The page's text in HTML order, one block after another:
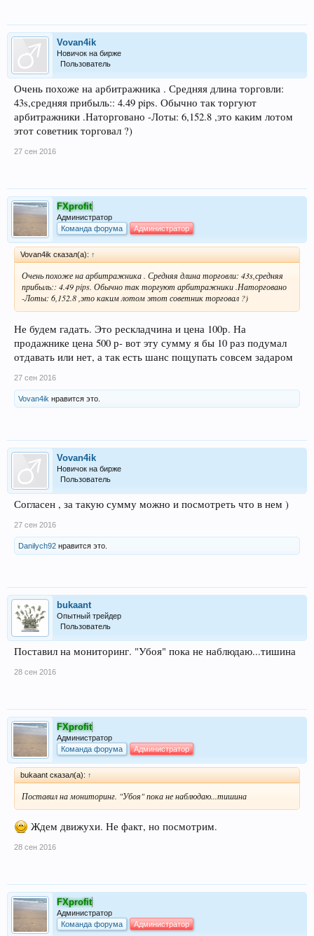
Vovan4ik
Новичок на бирже
Пользователь
Очень похоже на арбитражника . Средняя длина торговли:
43s,средняя прибыль:: 4.49 pips. Обычно так торгуют
арбитражники .Наторговано -Лоты: 6,152.8 ,это каким лотом
этот советник торговал ?)
27 сен 2016
FXprofit
Администратор
Команда форума
Администратор
Vovan4ik сказал(а): ↑
Очень похоже на арбитражника . Средняя длина торговли: 43s,средняя
прибыль:: 4.49 pips. Обычно так торгуют арбитражники .Наторговано
-Лоты: 6,152.8 ,это каким лотом этот советник торговал ?)
Не будем гадать. Это рескладчина и цена 100р. На
продажнике цена 500 р- вот эту сумму я бы 10 раз подумал
отдавать или нет, а так есть шанс пощупать совсем задаром
27 сен 2016
Vovan4ik нравится это.
Vovan4ik
Новичок на бирже
Пользователь
Согласен , за такую сумму можно и посмотреть что в нем )
27 сен 2016
Danilych92 нравится это.
bukaant
Опытный трейдер
Пользователь
Поставил на мониторинг. "Убоя" пока не наблюдаю...тишина
28 сен 2016
FXprofit
Администратор
Команда форума
Администратор
bukaant сказал(а): ↑
Поставил на мониторинг. "Убоя" пока не наблюдаю...тишина
Ждем движухи. Не факт, но посмотрим.
28 сен 2016
FXprofit
Администратор
Команда форума
Администратор